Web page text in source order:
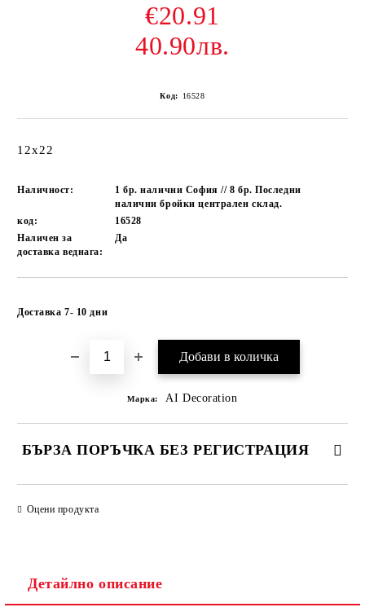
€20.91
40.90лв.
Код: 16528
12х22
Наличност:
1 бр. налични София // 8 бр. Последни
налични бройки централен склад.
код:
16528
Наличен за
доставка веднага:
Да
Доставка 7- 10 дни
Марка: AI Decoration
БЪРЗА ПОРЪЧКА БЕЗ РЕГИСТРАЦИЯ
Оцени продукта
Детайлно описание